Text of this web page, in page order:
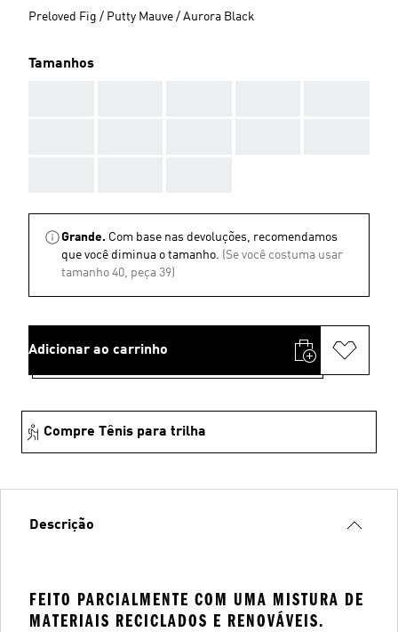
Preloved Fig / Putty Mauve / Aurora Black
Tamanhos
Grande. Com base nas devoluções, recomendamos
que você diminua o tamanho. (Se você costuma usar
tamanho 40, peça 39)
Adicionar ao carrinho
Compre Tênis para trilha
Descrição
FEITO PARCIALMENTE COM UMA MISTURA DE
MATERIAIS RECICLADOS E RENOVÁVEIS.